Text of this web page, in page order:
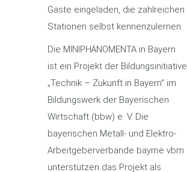
Gäste eingeladen, die zahlreichen
Stationen selbst kennenzulernen.
Die MINIPHÄNOMENTA in Bayern
ist ein Projekt der Bildungsinitiative
„Technik – Zukunft in Bayern“ im
Bildungswerk der Bayerischen
Wirtschaft (bbw) e. V. Die
bayerischen Metall- und Elektro-
Arbeitgeberverbände bayme vbm
unterstützen das Projekt als